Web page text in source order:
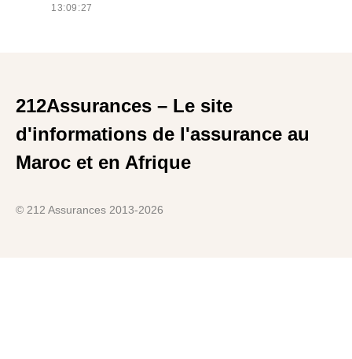
13:09:27
212Assurances – Le site
d'informations de l'assurance au
Maroc et en Afrique
© 212 Assurances 2013-2026